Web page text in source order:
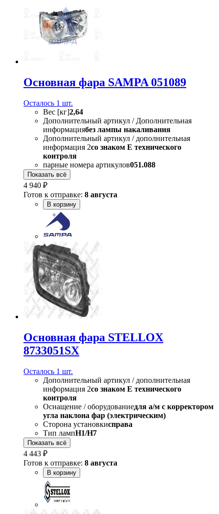
Основная фара SAMPA 051089
Осталось 1 шт.
Вес [кг]2,64
Дополнительный артикул / Дополнительная
информациябез лампы накаливания
Дополнительный артикул / дополнительная
информация 2со знаком Е технического
контроля
парные номера артикулов051.088
Показать всё
4 940 ₽
Готов к отправке: 8 августа
В корзину
Основная фара STELLOX
8733051SX
Осталось 1 шт.
Дополнительный артикул / дополнительная
информация 2со знаком Е технического
контроля
Оснащение / оборудованиедля а/м с корректором
угла наклона фар (электрическим)
Сторона установкисправа
Тип лампH1/H7
Показать всё
4 443 ₽
Готов к отправке: 8 августа
В корзину